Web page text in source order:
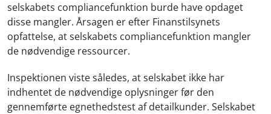
selskabets compliancefunktion burde have opdaget
disse mangler. Årsagen er efter Finanstilsynets
opfattelse, at selskabets compliancefunktion mangler
de nødvendige ressourcer.
Inspektionen viste således, at selskabet ikke har
indhentet de nødvendige oplysninger før den
gennemførte egnethedstest af detailkunder. Selskabet